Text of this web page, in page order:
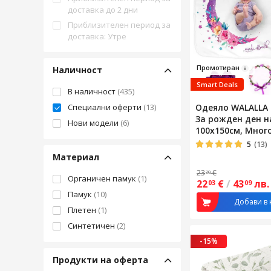
доставка до 2 дни
Приблизителен период за
доставка: Утре
Наличност
В наличност (435)
Специални оферти (13)
Нови модели (6)
Материал
Органичен памук (1)
Памук (10)
Плетен (1)
Синтетичен (2)
Продукти на оферта
Промотиран
Smart Deals
Одеяло
За рожден ден
100x150см,
5 (13)
2320 €
2203 €/ 4309 лв.
Добави в
-15%